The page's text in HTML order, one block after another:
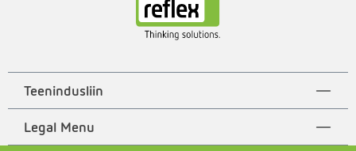
Teenindusliin
Legal Menu